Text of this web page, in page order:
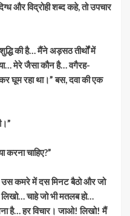
और विद्रोही शब्द कहे, तो उपचार
की है… मैंने अड़सठ तीर्थों में
मेरे जैसा कौन है… वगैरह-
घूम रहा था।” बस, दवा की एक
चाहिए?”
कमरे में दस मिनट बैठो और जो
चाहे जो भी मतलब हो…
है… हर विचार। जाओ! लिखो! मैं